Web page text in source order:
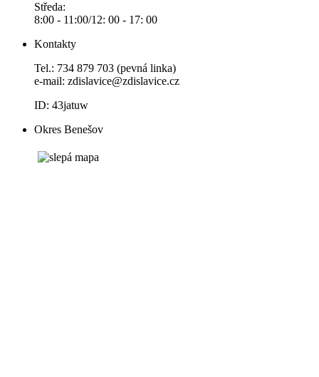
Středa:
8:00 - 11:00/12: 00 - 17: 00
Kontakty
Tel.: 734 879 703 (pevná linka)
e-mail: zdislavice@zdislavice.cz
ID: 43jatuw
Okres Benešov